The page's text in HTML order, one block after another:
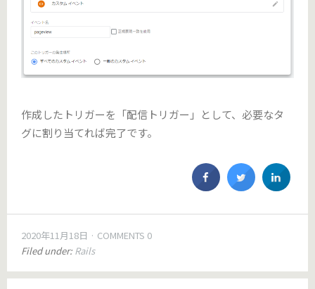
作成したトリガーを「配信トリガー」として、必要なタ
グに割り当てれば完了です。
2020年11月18日
COMMENTS 0
Filed under: Rails